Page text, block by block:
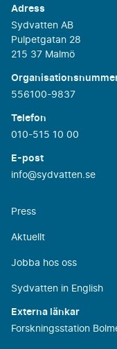
Adress
Sydvatten AB
Pulpetgatan 28
215 37 Malmö
556100-9837
Telefon
010-515 10 00
E-post
info@sydvatten.se
Press
Aktuellt
Jobba hos oss
Sydvatten in English
Externa länkar
Forskningsstation